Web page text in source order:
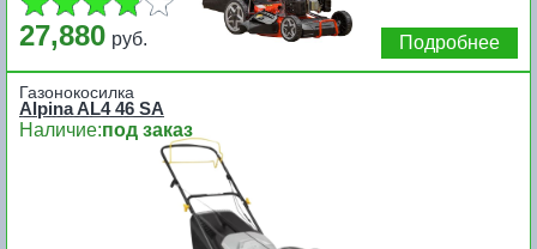
27,880 руб. Подробнее
Газонокосилка
Alpina AL4 46 SA
Наличие:под заказ